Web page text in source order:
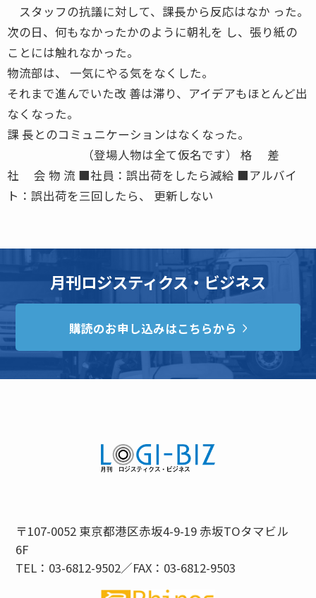
スタッフの抗議に対して、課長から反応はなか った。
次の日、何もなかったかのように朝礼を し、張り紙の
ことには触れなかった。
物流部は、 一気にやる気をなくした。
それまで進んでいた改 善は滞り、アイデアもほとんど出
なくなった。
課 長とのコミュニケーションはなくなった。
（登場人物は全て仮名です） 格 差
社 会 物 流 ■社員：誤出荷をしたら減給 ■アルバイ
ト：誤出荷を三回したら、 更新しない
月刊ロジスティクス・ビジネス
購読のお申し込みはこちらから
〒107-0052 東京都港区赤坂4-9-19 赤坂TOタマビル
6F
TEL：03-6812-9502／FAX：03-6812-9503